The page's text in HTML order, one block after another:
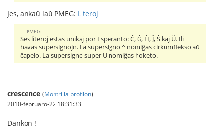
Jes, ankaŭ laŭ PMEG: Literoj
PMEG:
Ses literoj estas unikaj por Esperanto: Ĉ, Ĝ, Ĥ, Ĵ, Ŝ kaj Ŭ. Ili
havas supersignojn. La supersigno ^ nomiĝas cirkumflekso aŭ
ĉapelo. La supersigno super U nomiĝas hoketo.
crescence (Montri la profilon)
2010-februaro-22 18:31:33
Dankon !